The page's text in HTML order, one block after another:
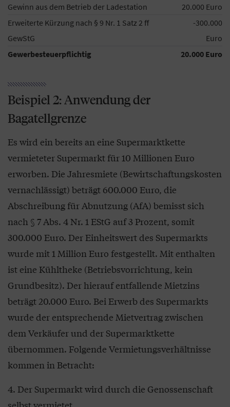
Gewinn aus dem Betrieb der Ladestation
20.000 Euro
Erweiterte Kürzung nach § 9 Nr. 1 Satz 2 ff
GewStG
-300.000
Euro
Gewerbesteuerpflichtig
20.000 Euro
Beispiel 2: Anwendung der
Bagatellgrenze
Es wird ein bereits an eine Supermarktkette
vermieteter Supermarkt für 10 Millionen Euro
erworben. Die Jahresmiete (Bewirtschaftungskosten
vernachlässigt) beträgt 600.000 Euro, die
Abschreibung für Abnutzung (AfA) bemisst sich
nach § 7 Abs. 4 Nr. 1 EStG auf 3 Prozent, somit
300.000 Euro. Der Einheitswert des Supermarkts
wurde mit 1 Million Euro festgestellt. Mit enthalten
ist eine Kühltheke (Betriebsvorrichtung, kein
Grundbesitz). Der hierauf entfallende Mietzins
beträgt 20.000 Euro. Bei Erwerb des Supermarkts
wurde der entsprechende Mietvertrag zwischen
dem Verkäufer und der Supermarktkette
übernommen. Folgende Vermietungsverhältnisse
kommen in Betracht:
4. Der Supermarkt wird durch die Genossenschaft